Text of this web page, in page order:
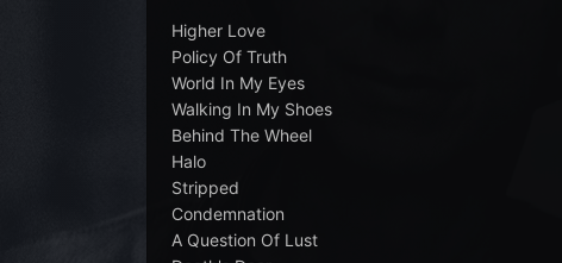
Higher Love
Policy Of Truth
World In My Eyes
Walking In My Shoes
Behind The Wheel
Halo
Stripped
Condemnation
A Question Of Lust